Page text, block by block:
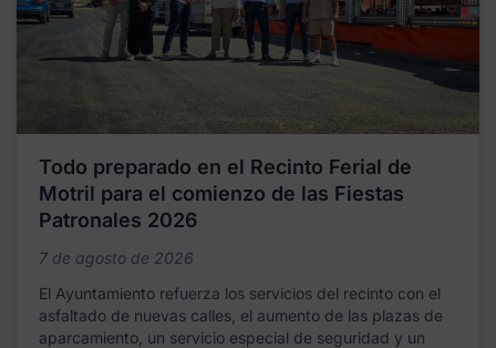
Todo preparado en el Recinto Ferial de
Motril para el comienzo de las Fiestas
Patronales 2026
7 de agosto de 2026
El Ayuntamiento refuerza los servicios del recinto con el
asfaltado de nuevas calles, el aumento de las plazas de
aparcamiento, un servicio especial de seguridad y un